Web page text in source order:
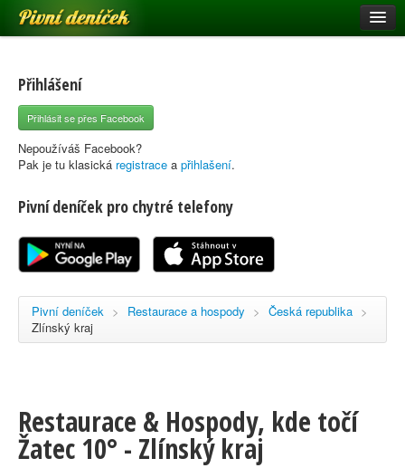
Pivní deníček
Pivní mapa
Pivní značky
Nápověda
Registrace
Přihlášení
Přihlásit se přes Facebook
Nepoužíváš Facebook?
Pak je tu klasická registrace a přihlašení.
Pivní deníček pro chytré telefony
Pivní deníček > Restaurace a hospody > Česká republika >
Zlínský kraj
Restaurace & Hospody, kde točí
Žatec 10° - Zlínský kraj